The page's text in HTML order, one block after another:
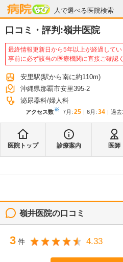
人で選べる医院検索
病院なび
口コミ・評判:嶺井医院
最終情報更新日から5年以上が経過してい
事前に必ず該当の医療機関に直接ご確認
安里駅(駅から南に約110m)
沖縄県那覇市安里395-2
泌尿器科 婦人科
アクセス数※ 7月 : 25 6月 : 34 過去
医院トップ 診療案内 医師
嶺井医院の口コミ
3 件 4.33